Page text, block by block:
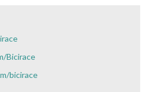
Bicirace
bicirace